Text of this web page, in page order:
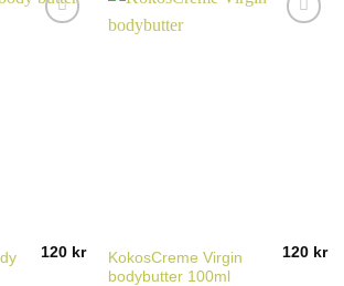
120 kr
KokosCreme Virgin
bodybutter 100ml
120 kr